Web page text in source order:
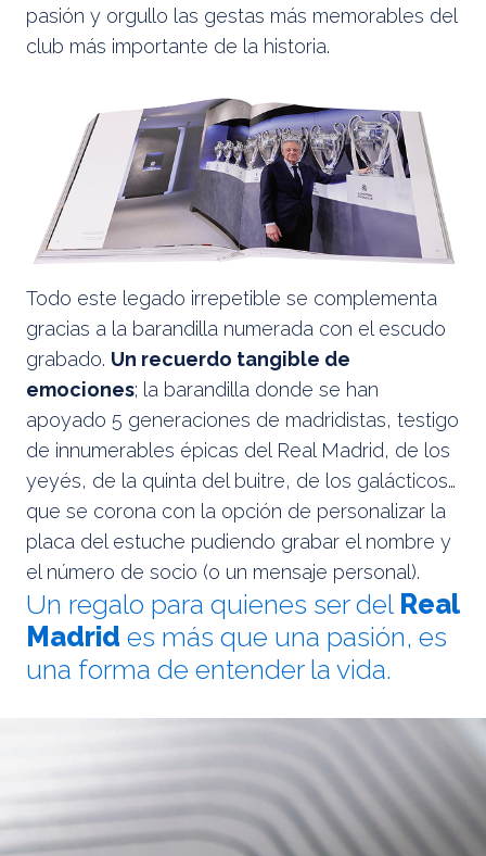
pasión y orgullo las gestas más memorables del
club más importante de la historia.
Todo este legado irrepetible se complementa
gracias a la barandilla numerada con el escudo
grabado. Un recuerdo tangible de
emociones; la barandilla donde se han
apoyado 5 generaciones de madridistas, testigo
de innumerables épicas del Real Madrid, de los
yeyés, de la quinta del buitre, de los galácticos…
que se corona con la opción de personalizar la
placa del estuche pudiendo grabar el nombre y
el número de socio (o un mensaje personal).
Un regalo para quienes ser del Real
Madrid es más que una pasión, es
una forma de entender la vida.